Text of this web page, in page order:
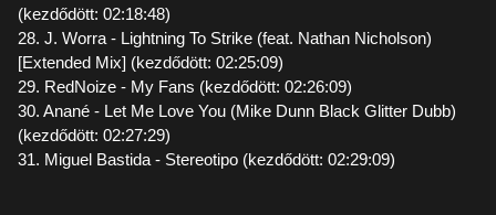
(kezdődött: 02:18:48)
28. J. Worra - Lightning To Strike (feat. Nathan Nicholson)
[Extended Mix] (kezdődött: 02:25:09)
29. RedNoize - My Fans (kezdődött: 02:26:09)
30. Anané - Let Me Love You (Mike Dunn Black Glitter Dubb)
(kezdődött: 02:27:29)
31. Miguel Bastida - Stereotipo (kezdődött: 02:29:09)